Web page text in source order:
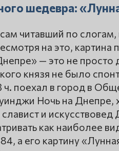
шедевра:
читавший по
на это,
— это не
князя не было
ч. поехал в город в
Ночь на Днепре,
и
как наиболее
а его картину